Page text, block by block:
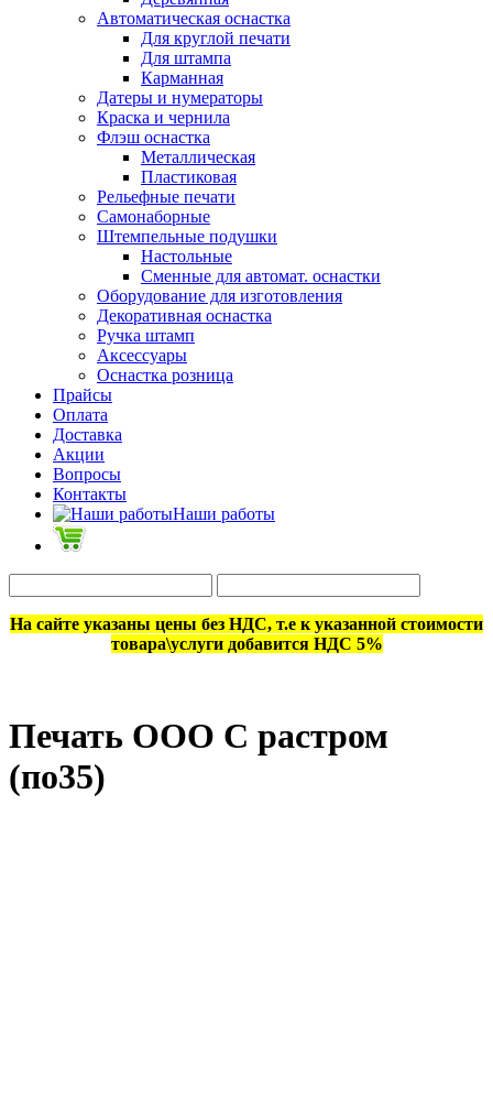
Автоматическая оснастка
Для круглой печати
Для штампа
Карманная
Датеры и нумераторы
Краска и чернила
Флэш оснастка
Металлическая
Пластиковая
Рельефные печати
Самонаборные
Штемпельные подушки
Настольные
Сменные для автомат. оснастки
Оборудование для изготовления
Декоративная оснастка
Ручка штамп
Аксессуары
Оснастка розница
Прайсы
Оплата
Доставка
Акции
Вопросы
Контакты
Наши работы
На сайте указаны цены без НДС, т.е к указанной стоимости
товара\услуги добавится НДС 5%
Печать ООО С растром
(по35)